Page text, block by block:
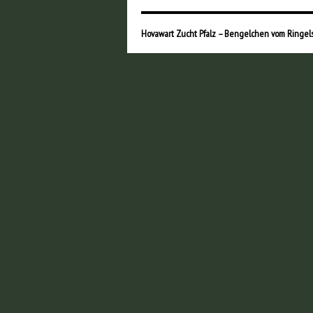
Hovawart Zucht Pfalz – Bengelchen vom